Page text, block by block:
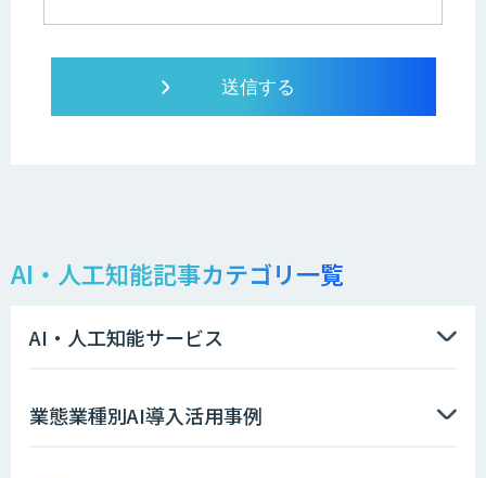
AI・人工知能記事カテゴリ一覧
AI・人工知能サービス
業態業種別AI導入活用事例